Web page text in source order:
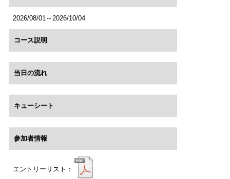
2026/08/01～2026/10/04
コース説明
当日の流れ
キューシート
参加者情報
エントリーリスト：